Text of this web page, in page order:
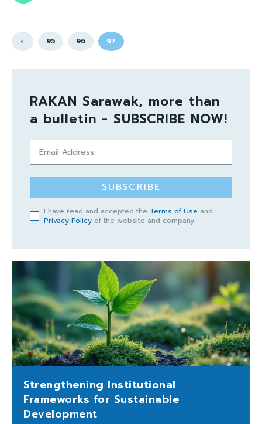
95 96 97
RAKAN Sarawak, more than
a bulletin - SUBSCRIBE NOW!
SUBSCRIBE
I have read and accepted the Terms of Use and
Privacy Policy of the website and company.
Strengthening Institutional
Frameworks for Sustainable
Development